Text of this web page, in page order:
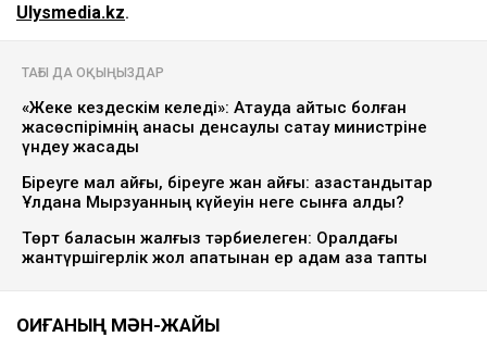
Ulysmedia.kz.
ТАҒЫ ДА ОҚЫҢЫЗДАР
«Жеке кездескім келеді»: Ақтауда қайтыс болған
жасөспірімнің анасы денсаулық сақтау министріне
үндеу жасады
Біреуге мал қайғы, біреуге жан қайғы: қазақстандықтар
Ұлдана Мырзуанның күйеуін неге сынға алды?
Төрт баласын жалғыз тәрбиелеген: Оралдағы
жантүршігерлік жол апатынан ер адам қаза тапты
ОҚИҒАНЫҢ МӘН-ЖАЙЫ